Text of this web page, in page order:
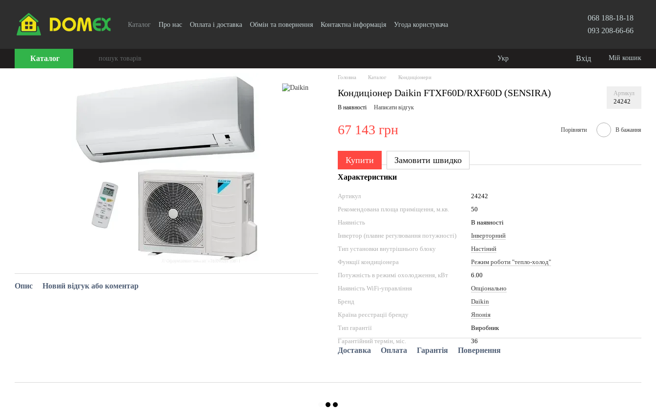
Каталог Про нас Оплата і доставка Обмін та повернення Контактна інформація Угода користувача
068 188-18-18
093 208-66-66
Каталог Укр Вхід Мій кошик
Опис Новий відгук або коментар
Головна Каталог Кондиціонери
Кондиціонер Daikin FTXF60D/RXF60D (SENSIRA) Артикул
24242
В наявності Написати відгук
67 143 грн Порівняти В бажання
Купити Замовити швидко
Характеристики
Артикул
24242
Рекомендована площа приміщення, м.кв.
50
Наявність
В наявності
Інвертор (плавне регулювання потужності)
Інверторний
Тип установки внутрішнього блоку
Настіний
Функції кондиціонера
Режим роботи "тепло-холод"
Потужність в режимі охолодження, кВт
6.00
Наявність WiFi-управління
Опціонально
Бренд
Daikin
Країна реєстрації бренду
Японія
Тип гарантії
Виробник
Гарантійний термін, міс.
36
Доставка Оплата Гарантія Повернення